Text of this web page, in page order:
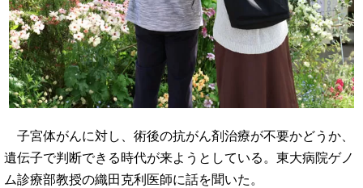
子宮体がんに対し、術後の抗がん剤治療が不要かどうか、
遺伝子で判断できる時代が来ようとしている。東大病院ゲノ
ム診療部教授の織田克利医師に話を聞いた。